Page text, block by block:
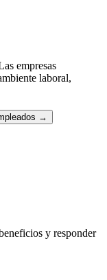
empresas
laboral,
→
y responder